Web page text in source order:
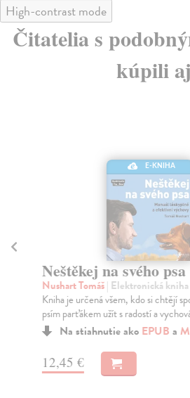
High-contrast mode
Čitatelia s
kúpili
E-KNIHA
Neštěkej na svého psa
Nushart Tomáš| Elektronická kniha
Kniha je určená všem, kdo si chtějí
psím parťákem užít s radostí a
Na stiahnutie ako EPUB a
12,45 €